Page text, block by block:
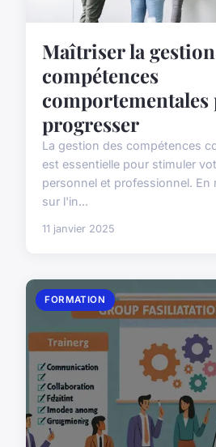
Maîtriser la
compétences
comportementales
progresser
La gestion des compétences
est essentielle pour stimuler
personnel et professionnel. En
sur l'in...
11 janvier 2025
FORMATION